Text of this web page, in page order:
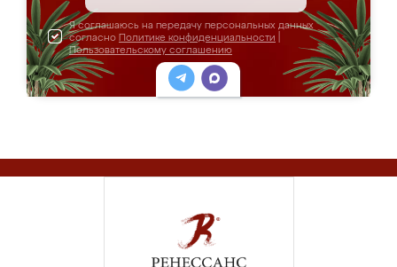
Я соглашаюсь на передачу персональных данных
согласно Политике конфиденциальности
Пользовательскому соглашению